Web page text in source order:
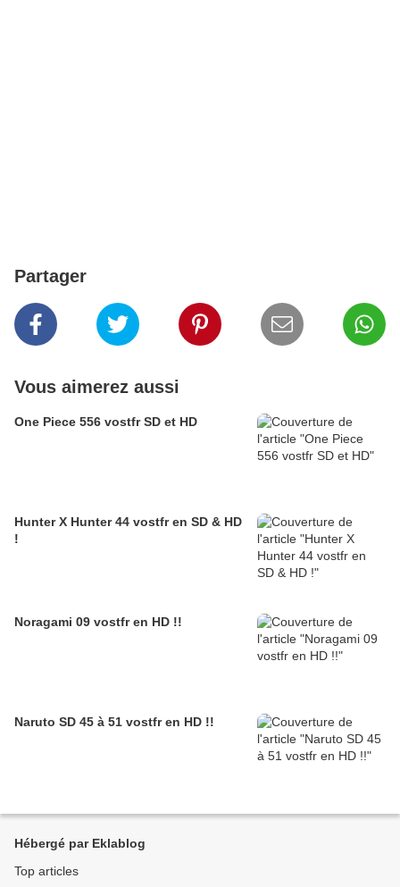
Partager
Vous aimerez aussi
One Piece 556 vostfr SD et HD
Hunter X Hunter 44 vostfr en SD & HD
!
Noragami 09 vostfr en HD !!
Naruto SD 45 à 51 vostfr en HD !!
Hébergé par Eklablog
Top articles